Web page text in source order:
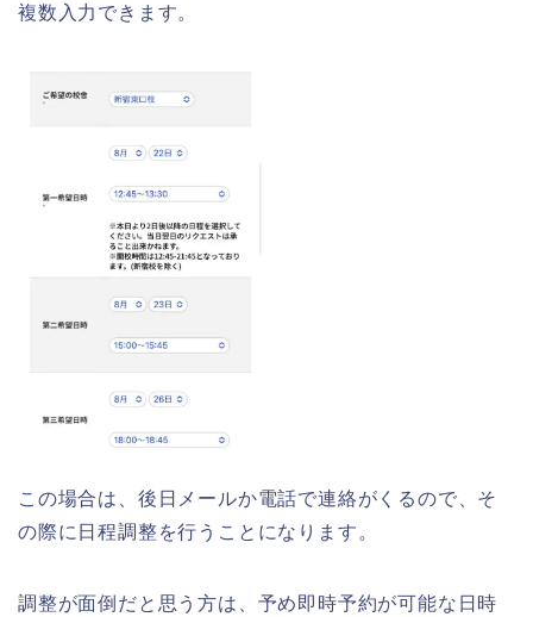
複数入力できます。
この場合は、後日メールか電話で連絡がくるので、そ
の際に日程調整を行うことになります。
調整が面倒だと思う方は、予め即時予約が可能な日時